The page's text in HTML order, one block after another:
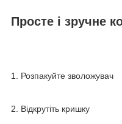
Просте і зручне
1. Розпакуйте зволожувач
2. Відкрутіть кришку